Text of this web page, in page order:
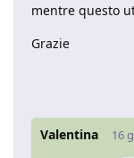
mentre questo
Grazie
Valentina 16